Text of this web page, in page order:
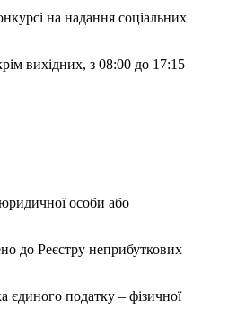
на надання соціальних
вихідних, з 08:00 до 17:15
юридичної особи або
до Реєстру неприбуткових
єдиного податку – фізичної